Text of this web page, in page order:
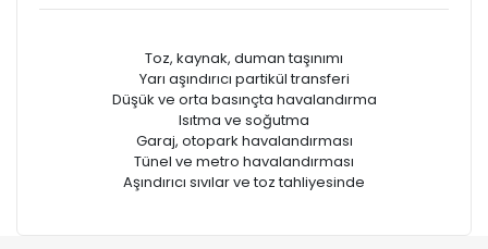
Toz, kaynak, duman taşınımı
Yarı aşındırıcı partikül transferi
Düşük ve orta basınçta havalandırma
Isıtma ve soğutma
Garaj, otopark havalandırması
Tünel ve metro havalandırması
Aşındırıcı sıvılar ve toz tahliyesinde